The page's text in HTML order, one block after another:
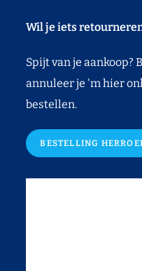
Wil je iets
Spijt van je aankoop?
annuleer je 'm hier
bestellen.
BESTELLING